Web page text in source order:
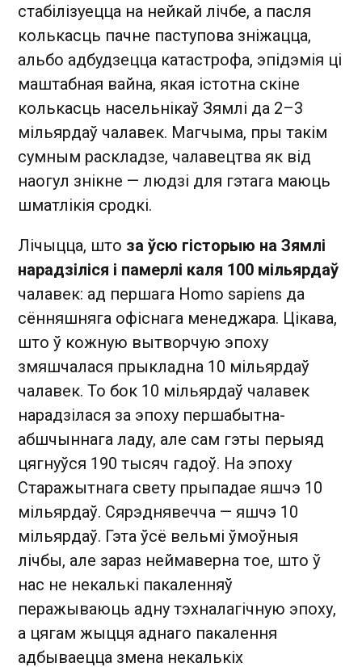
стабілізуецца на нейкай лічбе, а пасля
колькасць пачне паступова зніжацца,
альбо адбудзецца катастрофа, эпідэмія ці
маштабная вайна, якая істотна скіне
колькасць насельнікаў Зямлі да 2–3
мільярдаў чалавек. Магчыма, пры такім
сумным раскладзе, чалавецтва як від
наогул знікне — людзі для гэтага маюць
шматлікія сродкі.
Лічыцца, што за ўсю гісторыю на Зямлі
нарадзіліся і памерлі каля 100 мільярдаў
чалавек: ад першага Homo sapiens да
сённяшняга офіснага менеджара. Цікава,
што ў кожную вытворчую эпоху
змяшчалася прыкладна 10 мільярдаў
чалавек. То бок 10 мільярдаў чалавек
нарадзілася за эпоху першабытна-
абшчыннага ладу, але сам гэты перыяд
цягнуўся 190 тысяч гадоў. На эпоху
Старажытнага свету прыпадае яшчэ 10
мільярдаў. Сярэднявечча — яшчэ 10
мільярдаў. Гэта ўсё вельмі ўмоўныя
лічбы, але зараз неймаверна тое, што ў
нас не некалькі пакаленняў
перажываюць адну тэхналагічную эпоху,
а цягам жыцця аднаго пакалення
адбываецца змена некалькіх